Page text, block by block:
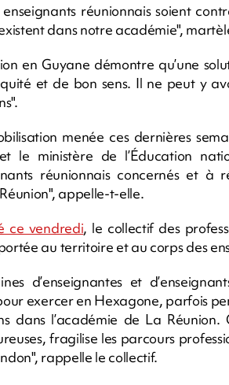
réunionnais soient
dans notre académie",
en Guyane démontre qu’une
et de bon sens. Il ne peut y
menée ces dernières
le ministère de l’Éducation
réunionnais concernés et à
appelle-t-elle.
ce vendredi, le collectif des
au territoire et au corps des
d’enseignantes et
exercer en Hexagone, parfois
dans l’académie de La
fragilise les parcours
rappelle le collectif.